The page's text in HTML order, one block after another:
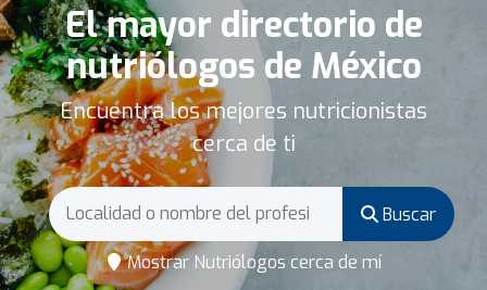
El mayor directorio de
nutriólogos de México
Encuentra los mejores nutricionistas
cerca de ti
Buscar
Mostrar Nutriólogos cerca de mí